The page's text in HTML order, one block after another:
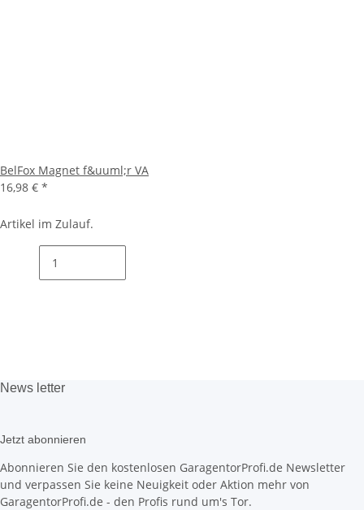
BelFox Magnet f&uuml;r VA
16,98 € *
Artikel im Zulauf.
News letter
Jetzt abonnieren
Abonnieren Sie den kostenlosen GaragentorProfi.de Newsletter
und verpassen Sie keine Neuigkeit oder Aktion mehr von
GaragentorProfi.de - den Profis rund um's Tor.